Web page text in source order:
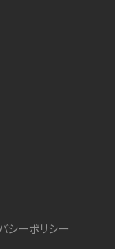
シーポリシー